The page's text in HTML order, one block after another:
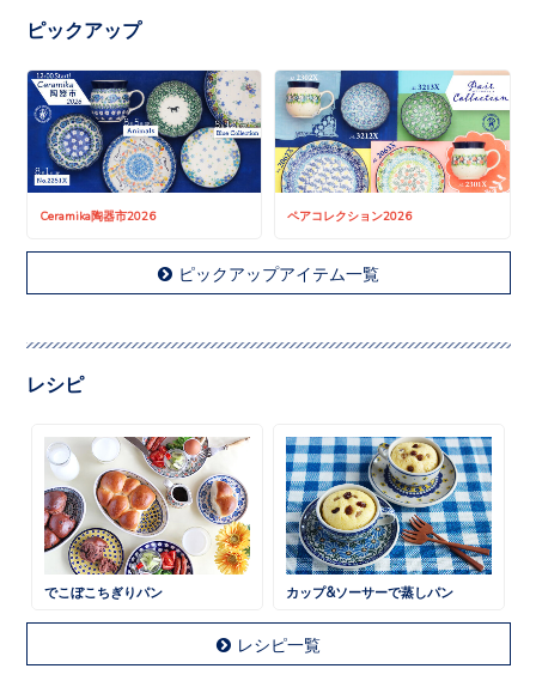
ピックアップ
Ceramika陶器市2026 ペアコレクション2026
ピックアップアイテム一覧
レシピ
でこぼこちぎりパン カップ&ソーサーで蒸しパン
レシピ一覧